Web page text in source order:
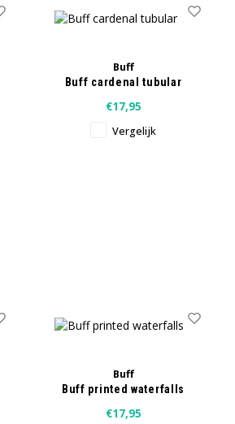
Buff
Buff cardenal tubular
€17,95
Vergelijk
Buff
Buff printed waterfalls
€17,95